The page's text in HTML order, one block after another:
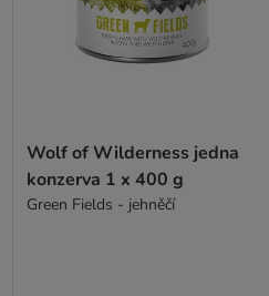
Wolf of Wilderness jedna
konzerva 1 x 400 g
Green Fields - jehněčí